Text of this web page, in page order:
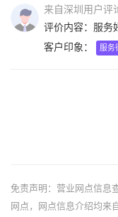
来自深圳用户评
评价内容：服务
客户印象：
服务
免责声明：营业网点信息
网点，网点信息介绍均来